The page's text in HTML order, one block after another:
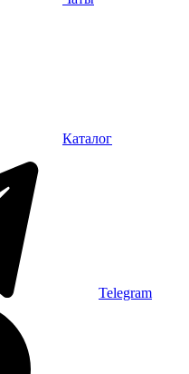
Каталог
Telegram